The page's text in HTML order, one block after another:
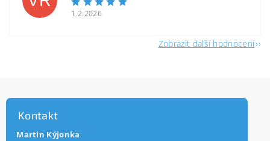
1.2.2026
Zobrazit další hodnocení
Kontakt
Martin Kýjonka